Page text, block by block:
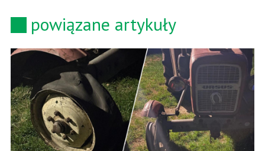
powiązane artykuły